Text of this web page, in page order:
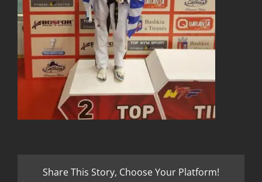
Share This Story, Choose Your Platform!